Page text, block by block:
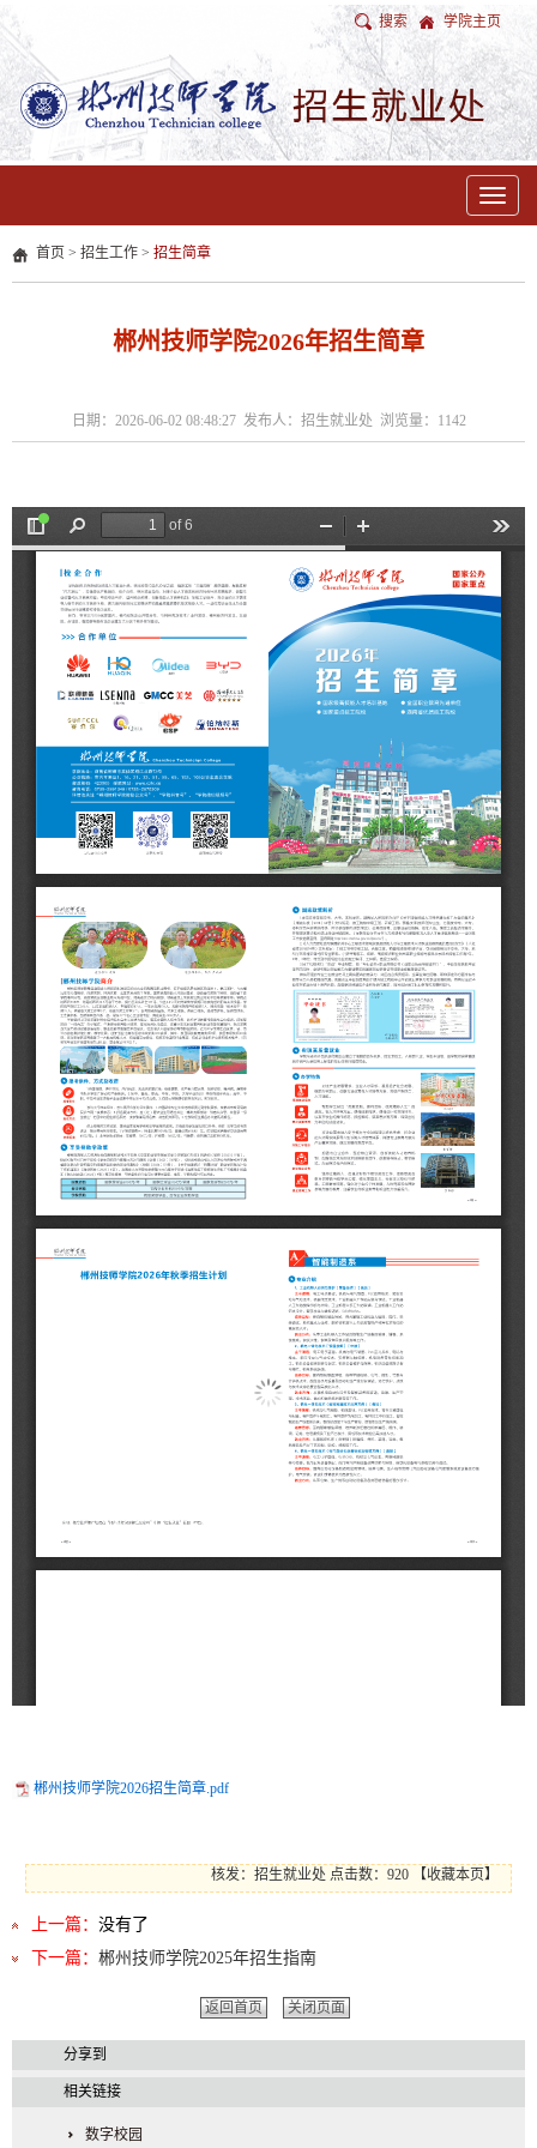
搜索 学院主页
Toggle
首页 > 招生工作 > 招生简章
郴州技师学院2026年招生简章
日期：2026-06-02 08:48:27 发布人：招生就业处 浏览量： 1142
郴州技师学院2026招生简章.pdf
核发：招生就业处 点击数：920 【收藏本页】
上一篇： 没有了
下一篇： 郴州技师学院2025年招生指南
返回首页 关闭页面
分享到
相关链接
数字校园